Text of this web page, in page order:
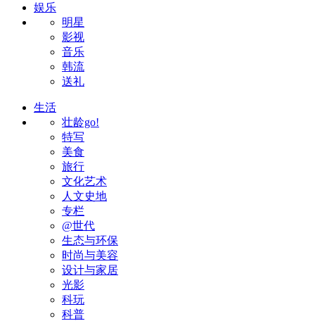
娱乐
明星
影视
音乐
韩流
送礼
生活
壮龄go!
特写
美食
旅行
文化艺术
人文史地
专栏
@世代
生态与环保
时尚与美容
设计与家居
光影
科玩
科普